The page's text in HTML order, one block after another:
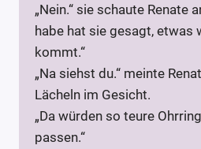
„Nein.“ sie schaute Renate
habe hat sie gesagt, etwas
kommt.“
„Na siehst du.“ meinte
Lächeln im Gesicht.
„Da würden so teure
passen.“